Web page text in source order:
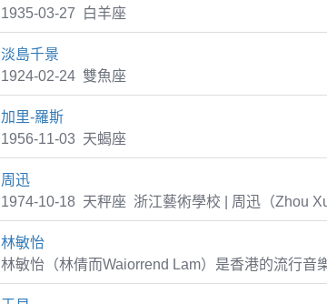
1935-03-27 白羊座
淡島千景
1924-02-24 雙魚座
加里-羅斯
1956-11-03 天蝎座
周迅
1974-10-18 天秤座 浙江藝術學校 | 周迅（Zhou
林敏怡
林敏怡（林倩而Waiorrend Lam）是香港的流行音